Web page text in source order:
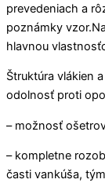
prevedeniach a
poznámky
hlavnou
Štruktúra vlákien
odolnosť proti
– možnosť
– kompletne
časti vankúša,